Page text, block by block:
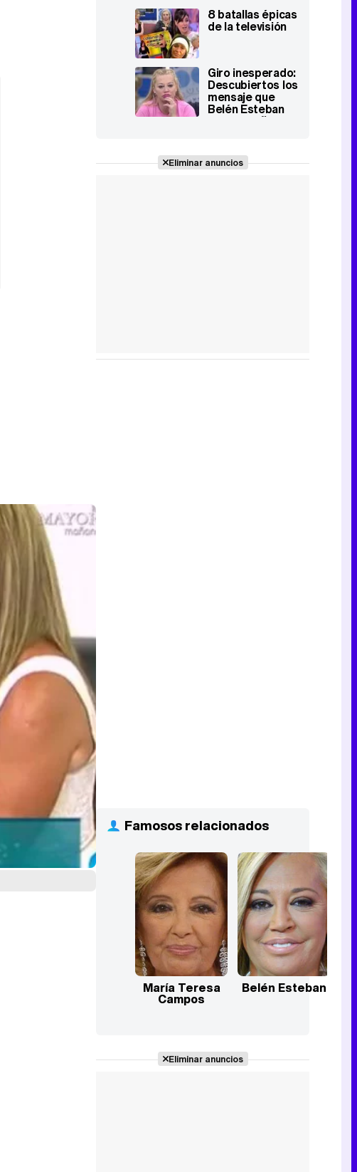
8 batallas épicas
de la televisión
Giro inesperado:
Descubiertos los
mensaje que
Belén Esteban
envió a Toño
Eliminar anuncios
Famosos relacionados
María Teresa
Campos
Belén Esteban
Eliminar anuncios